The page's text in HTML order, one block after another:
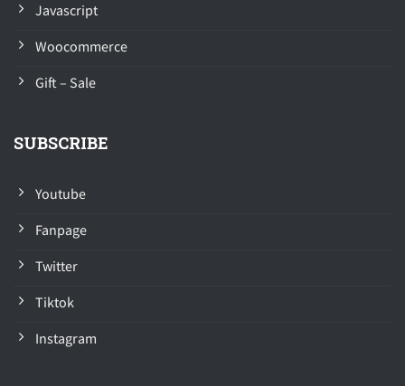
Javascript
Woocommerce
Gift – Sale
SUBSCRIBE
Youtube
Fanpage
Twitter
Tiktok
Instagram